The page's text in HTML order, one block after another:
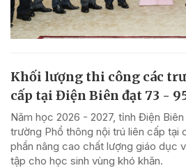
Khối lượng thi công các
cấp tại Điện Biên đạt 73 -
Năm học 2026 - 2027, tỉnh Điện
trường Phổ thông nội trú liên cấp tại
phần nâng cao chất lượng giáo dục
tập cho học sinh vùng khó khăn.